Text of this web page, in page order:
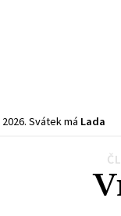
2026. Svátek má Lada